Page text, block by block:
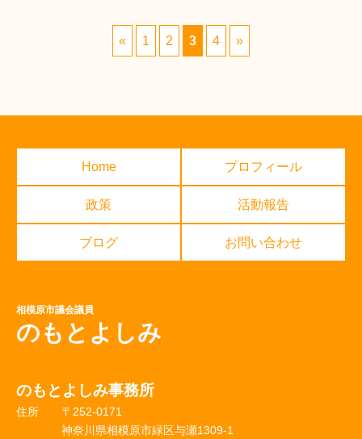
« 1 2 3 4 »
相模原市議会議員
のもとよしみ
のもとよしみ事務所
住所
〒252-0171
神奈川県相模原市緑区与瀬1309-1
Home プロフィール
政策 活動報告
ブログ お問い合わせ